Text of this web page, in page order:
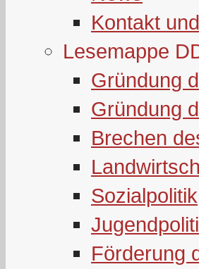
Kontakt
Lesemappe
Gründung
Gründung
Brechen
Sozialpolitik
Förderung